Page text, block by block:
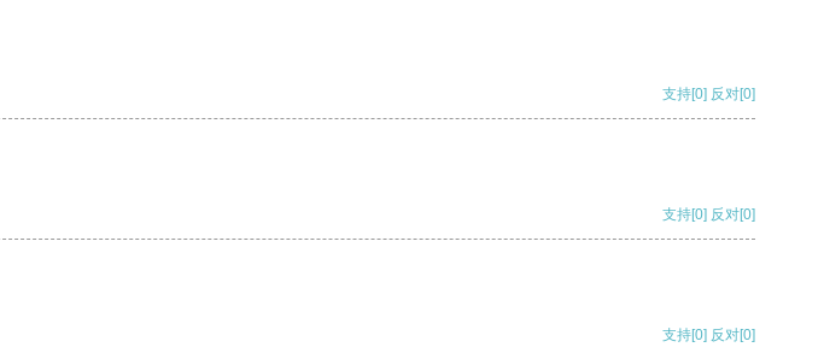
支持[0] 反对[0]
支持[0] 反对[0]
支持[0] 反对[0]